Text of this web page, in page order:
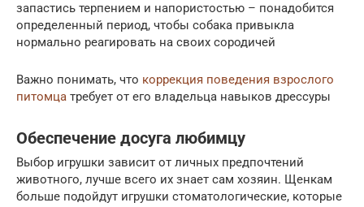
запастись терпением и напористостью – понадобится
определенный период, чтобы собака привыкла
нормально реагировать на своих сородичей
Важно понимать, что коррекция поведения взрослого
питомца требует от его владельца навыков дрессуры
Обеспечение досуга любимцу
Выбор игрушки зависит от личных предпочтений
животного, лучше всего их знает сам хозяин. Щенкам
больше подойдут игрушки стоматологические, которые